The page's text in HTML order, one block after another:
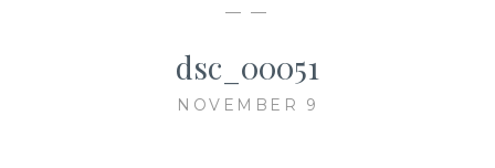
— —
dsc_00051
NOVEMBER 9